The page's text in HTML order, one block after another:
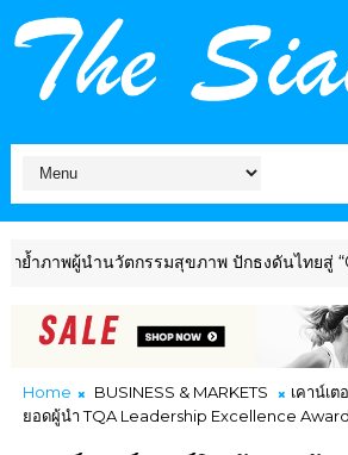
ำนวัตกรรมสุขภาพ ปักธงดันไทยสู่ “Global
Home BUSINESS & MARKETS
เคาน์เต
ยอดผู้นำ TQA Leadership Excellence